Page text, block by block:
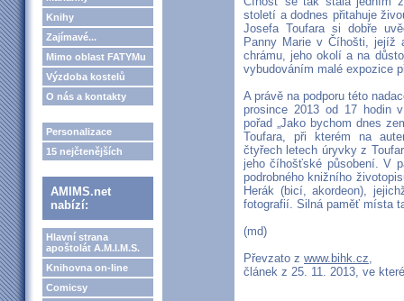
Knihy
Zajímavé...
Mimo oblast FATYMu
Výzdoba kostelů
O nás a kontakty
Personalizace
15 nejčtenějších
AMIMS.net
nabízí:
Hlavní strana
apoštolát A.M.I.M.S.
Knihovna on-line
Comicsy
století a dodnes přitahuje
Josefa Toufara si dobře
Panny Marie v Číhošti, jejíž
chrámu, jeho okolí a na
vybudováním malé expozice
A právě na podporu této
prosince 2013 od 17 hodin
pořad „Jako bychom dnes
Toufara, při kterém na
čtyřech letech úryvky z
jeho číhošťské působení. V
podrobného knižního
Herák (bicí, akordeon),
fotografií. Silná paměť místa
(md)
Převzato z www.bihk.cz,
článek z 25. 11. 2013, ve